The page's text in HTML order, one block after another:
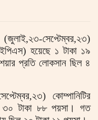
সেপ্টেম্বর,২৩)
হয়েছে ১ টাকা ১৯
প্রতি লোকসান ছিল ৪
কোম্পানিটির
৩০ টাকা ৮৮ পয়সা। গত